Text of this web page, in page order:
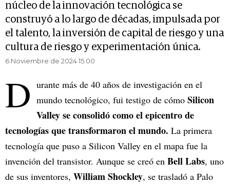
núcleo de la innovación tecnológica se
construyó a lo largo de décadas, impulsada por
el talento, la inversión de capital de riesgo y una
cultura de riesgo y experimentación única.
6 Noviembre de 2024 15.00
D urante más de 40 años de investigación en el
mundo tecnológico, fui testigo de cómo Silicon
Valley se consolidó como el epicentro de
tecnologías que transformaron el mundo. La primera
tecnología que puso a Silicon Valley en el mapa fue la
invención del transistor. Aunque se creó en Bell Labs, uno
de sus inventores, William Shockley, se trasladó a Palo